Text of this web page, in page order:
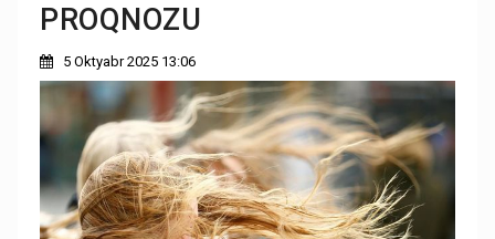
PROQNOZU
5 Oktyabr 2025 13:06